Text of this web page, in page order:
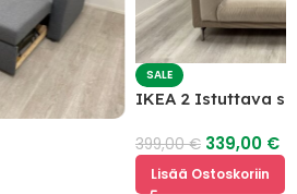
SALE
IKEA 2 Istuttava
399,00€ 339,00 €
Lisää Ostoskoriin